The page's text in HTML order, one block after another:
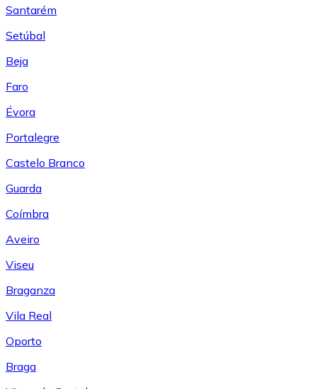
Santarém
Setúbal
Beja
Faro
Évora
Portalegre
Castelo Branco
Guarda
Coímbra
Aveiro
Viseu
Braganza
Vila Real
Oporto
Braga